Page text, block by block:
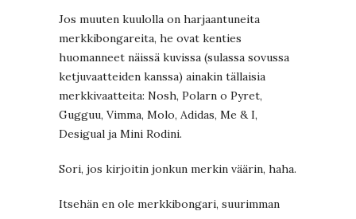
Jos muuten kuulolla on harjaantuneita
merkkibongareita, he ovat kenties
huomanneet näissä kuvissa (sulassa sovussa
ketjuvaatteiden kanssa) ainakin tällaisia
merkkivaatteita: Nosh, Polarn o Pyret,
Gugguu, Vimma, Molo, Adidas, Me & I,
Desigual ja Mini Rodini.
Sori, jos kirjoitin jonkun merkin väärin, haha.
Itsehän en ole merkkibongari, suurimman